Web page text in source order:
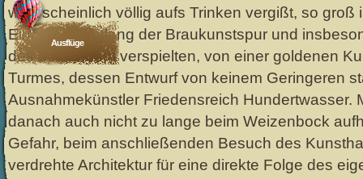
Ausflüge
wahrscheinlich völlig aufs Trinken vergißt, so groß
Eindrücke entlang der Braukunstspur und
des dunkelbunt verspielten, von einer goldenen
Turmes, dessen Entwurf von keinem Geringeren
Ausnahmekünstler Friedensreich Hundertwasser.
danach auch nicht zu lange beim Weizenbock
Gefahr, beim anschließenden Besuch des
verdrehte Architektur für eine direkte Folge des